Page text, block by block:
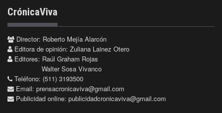
CrónicaViva
Director: Roberto Mejía Alarcón
Editora de opinión: Zuliana Lainez Otero
Editores: Raúl Graham Rojas
Walter Sosa Vivanco
Teléfono: (511) 3193500
Email: prensacronicaviva@gmail.com
Publicidad online: publicidadcronicaviva@gmail.com